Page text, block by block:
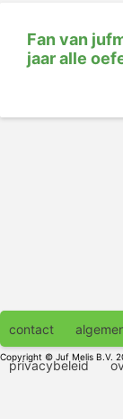
Fan van
jaar alle
contact
privacybeleid
Copyright © Juf Melis B.V.